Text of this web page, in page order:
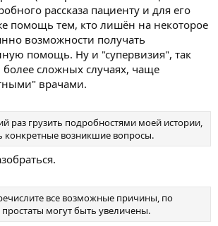
рассказа пациенту и для его
помощь тем, кто лишён на некоторое
возможности получать
помощь. Ну и "супервизия", так
более сложных случаях, чаще
врачами.
раз грузить подробностями моей истории,
конкретные возникшие вопросы.
все возможные причины, по
могут быть увеличены.